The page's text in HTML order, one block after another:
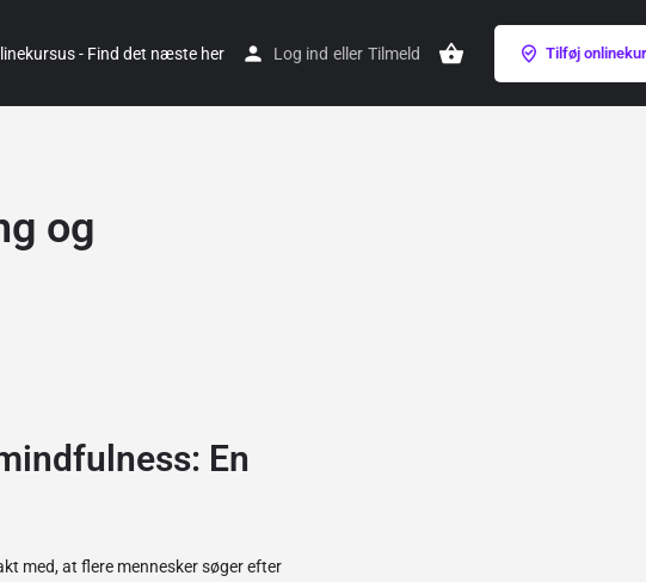
Log ind eller Tilmeld Tilføj
og
En
med, at flere mennesker søger efter